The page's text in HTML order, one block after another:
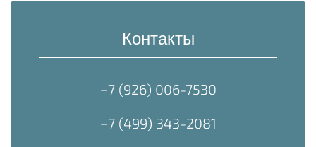
Контакты
+7 (926) 006-7530
+7 (499) 343-2081